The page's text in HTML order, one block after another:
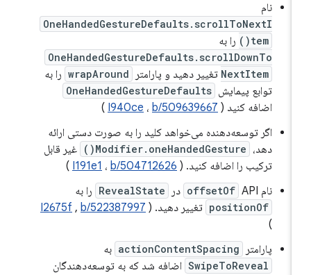
نام
OneHandedGestureDefaults.scrollToNextI
tem()
را به
OneHandedGestureDefaults.scrollDownTo
NextItemتغییر دهید و پارامتر wrapAround را به
توابع پیمایش OneHandedGestureDefaults
اضافه کنید ( I940ce،b/509639667
)
اگر توسعه‌دهنده می‌خواهد کلید را به صورت دستی ارائه
دهد، Modifier.oneHandedGesture()
غیر قابل
ترکیب را اضافه کنید. (
I191e1،b/504712626
)
نام
offsetOf API در RevealState را به
positionOf تغییر دهید. ( I2675f,b/522387997
پارامتر actionContentSpacing به
SwipeToReveal اضافه شد که به توسعه‌دهندگان